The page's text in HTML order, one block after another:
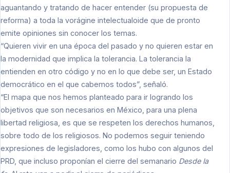
aguantando y tratando de hacer entender (su propuesta de
reforma) a toda la vorágine intelectualoide que de pronto
emite opiniones sin conocer los temas.
“Quieren vivir en una época del pasado y no quieren estar en
la modernidad que implica la tolerancia. La tolerancia la
entienden en otro código y no en lo que debe ser, un Estado
democrático en el que cabemos todos”, señaló.
“El mapa que nos hemos planteado para ir logrando los
objetivos que son necesarios en México, para una plena
libertad religiosa, es que se respeten los derechos humanos,
sobre todo de los religiosos. No podemos seguir teniendo
expresiones de legisladores, como los hubo con algunos del
PRD, que incluso proponían el cierre del semanario Desde la